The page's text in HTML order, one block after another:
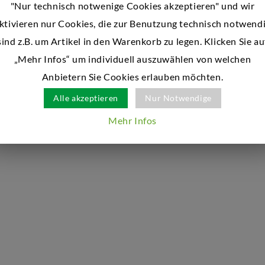
"Nur technisch notwenige Cookies akzeptieren" und wir
nur Cookies, die zur Benutzung technisch
z.B. um Artikel in den Warenkorb zu legen. Klicken Sie
„Mehr Infos“ um individuell auszuwählen von welchen
Anbietern Sie Cookies erlauben möchten.
Alle akzeptieren Nur Notwendige
Mehr Infos